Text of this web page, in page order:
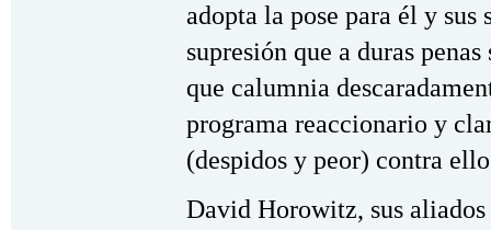
adopta la pose para él y
supresión que a duras
que calumnia
programa reaccionario y
(despidos y peor) contra
David Horowitz, sus